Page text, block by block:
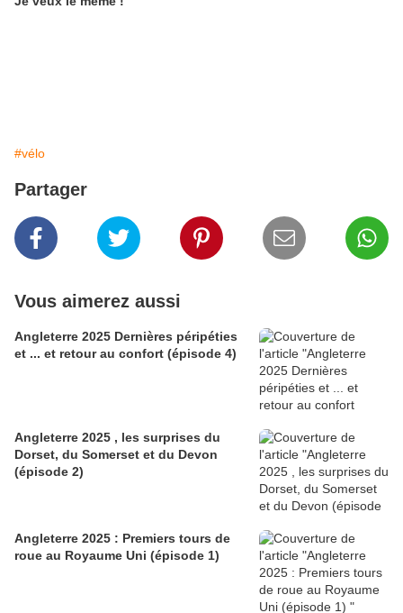
#vélo
Partager
Vous aimerez aussi
Angleterre 2025 Dernières péripéties
et ... et retour au confort (épisode 4)
Angleterre 2025 , les surprises du
Dorset, du Somerset et du Devon
(épisode 2)
Angleterre 2025 : Premiers tours de
roue au Royaume Uni (épisode 1)